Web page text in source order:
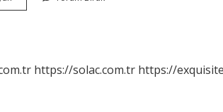
Ne
https://solac.com.tr https://